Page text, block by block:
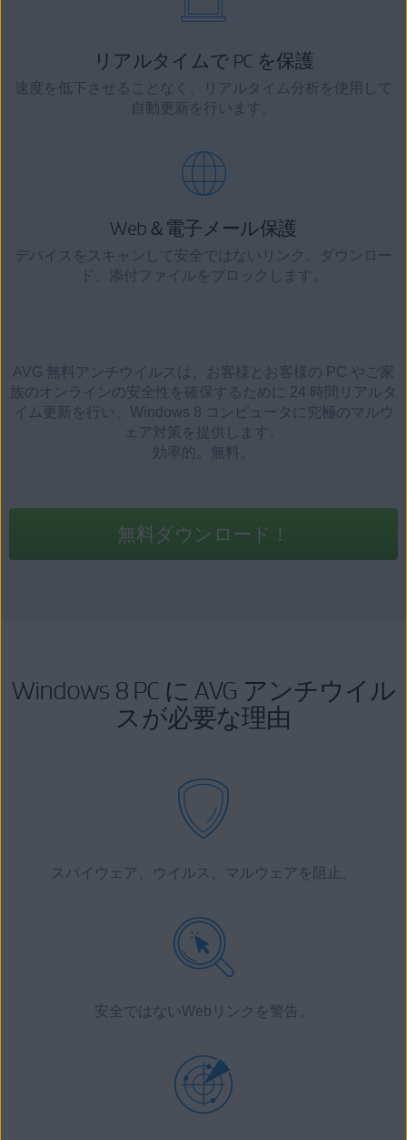
リアルタイムで PC を保護
速度を低下させることなく、リアルタイム分析を使用して
自動更新を行います。
Web＆電子メール保護
デバイスをスキャンして安全ではないリンク、ダウンロー
ド、添付ファイルをブロックします。
AVG 無料アンチウイルスは、お客様とお客様の PC やご家
族のオンラインの安全性を確保するために 24 時間リアルタ
イム更新を行い、Windows 8 コンピュータに究極のマルウ
ェア対策を提供します。
効率的。無料。
無料ダウンロード！
Windows 8 PC に AVG アンチウイル
スが必要な理由
スパイウェア ウイルス マルウェア を阻止。
安全ではないWebリンクを警告。